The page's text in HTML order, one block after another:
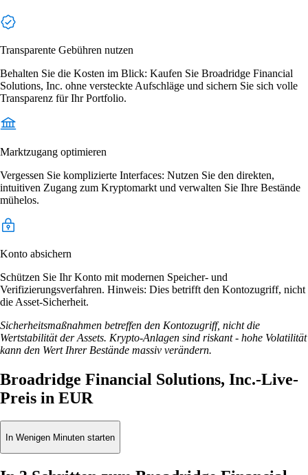
Transparente Gebühren nutzen
Behalten Sie die Kosten im Blick: Kaufen Sie Broadridge Financial
Solutions, Inc. ohne versteckte Aufschläge und sichern Sie sich volle
Transparenz für Ihr Portfolio.
Marktzugang optimieren
Vergessen Sie komplizierte Interfaces: Nutzen Sie den direkten,
intuitiven Zugang zum Kryptomarkt und verwalten Sie Ihre Bestände
mühelos.
Konto absichern
Schützen Sie Ihr Konto mit modernen Speicher- und
Verifizierungsverfahren. Hinweis: Dies betrifft den Kontozugriff, nicht
die Asset-Sicherheit.
Sicherheitsmaßnahmen betreffen den Kontozugriff, nicht die
Wertstabilität der Assets. Krypto-Anlagen sind riskant - hohe Volatilität
kann den Wert Ihrer Bestände massiv verändern.
Broadridge Financial Solutions, Inc.-Live-
Preis in EUR
In Wenigen Minuten starten